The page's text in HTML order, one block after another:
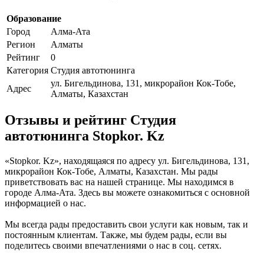
Образование
Город
Алма-Ата
Регион
Алматы
Рейтинг
0
Категория Студия автотюнинга
Адрес
ул. Бигельдинова, 131, микрорайон Кок-Тобе,
Алматы, Казахстан
Отзывы и рейтинг Студия
автотюнинга Stopkor. Kz
«Stopkor. Kz», находящаяся по адресу ул. Бигельдинова, 131,
микрорайон Кок-Тобе, Алматы, Казахстан. Мы рады
приветствовать вас на нашей странице. Мы находимся в
городе Алма-Ата. Здесь вы можете ознакомиться с основной
информацией о нас.
Мы всегда рады предоставить свои услуги как новым, так и
постоянным клиентам. Также, мы будем рады, если вы
поделитесь своими впечатлениями о нас в соц. сетях.